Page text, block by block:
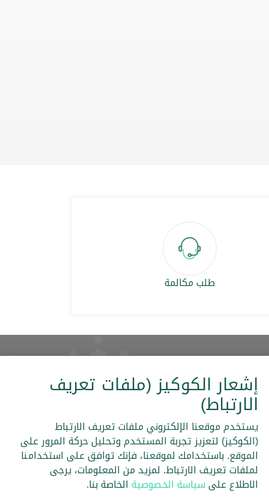
طلب مكالمة
الخزينة
القنوات الإلكترونية
ضريبة القيمة المضافة
IBAN
إشعار الكوكيز (ملفات تعريف
الارتباط)
يستخدم موقعنا الإلكتروني ملفات تعريف الارتباط
(الكوكيز) لتعزيز تجربة المستخدم وتحليل حركة المرور على
الموقع. باستخدامك لموقعنا، فإنك توافق على استخدامنا
لملفات تعريف الارتباط. لمزيد من المعلومات، يرجى
الاطلاع على سياسة الخصوصية الخاصة بنا.